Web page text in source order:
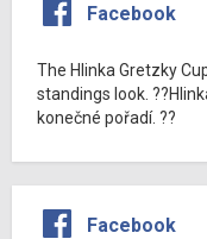
Facebook
The Hlinka Gretzky
standings look.
konečné pořadí. ??
Facebook